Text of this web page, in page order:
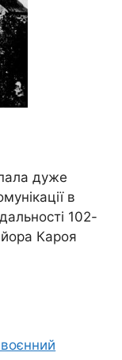
дуже
в
102-
Кароя